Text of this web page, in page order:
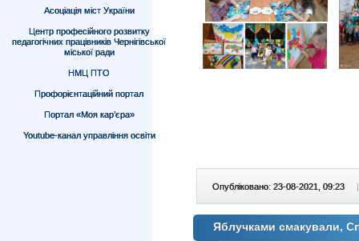
Асоціація міст України
Центр професійного розвитку
педагогічних працівників Чернігівської
міської ради
НМЦ ПТО
Профорієнтаційний портал
Портал «Моя кар’єра»
Youtube-канал управління освіти
Опубліковано: 23-08-2021, 09:23 |
Яблучками смакували,